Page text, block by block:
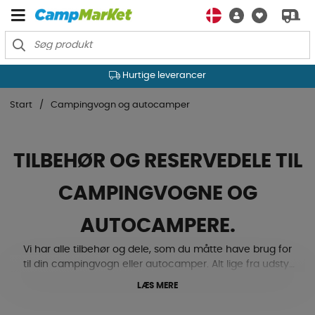
Hurtige leverancer
Start Campingvogn og autocamper
TILBEHØR OG RESERVEDELE TIL
CAMPINGVOGNE OG
AUTOCAMPERE.
Vi har alle tilbehør og dele, som du måtte have brug for
til din campingvogn eller autocamper. Alt lige fra udstyr
LÆS MERE